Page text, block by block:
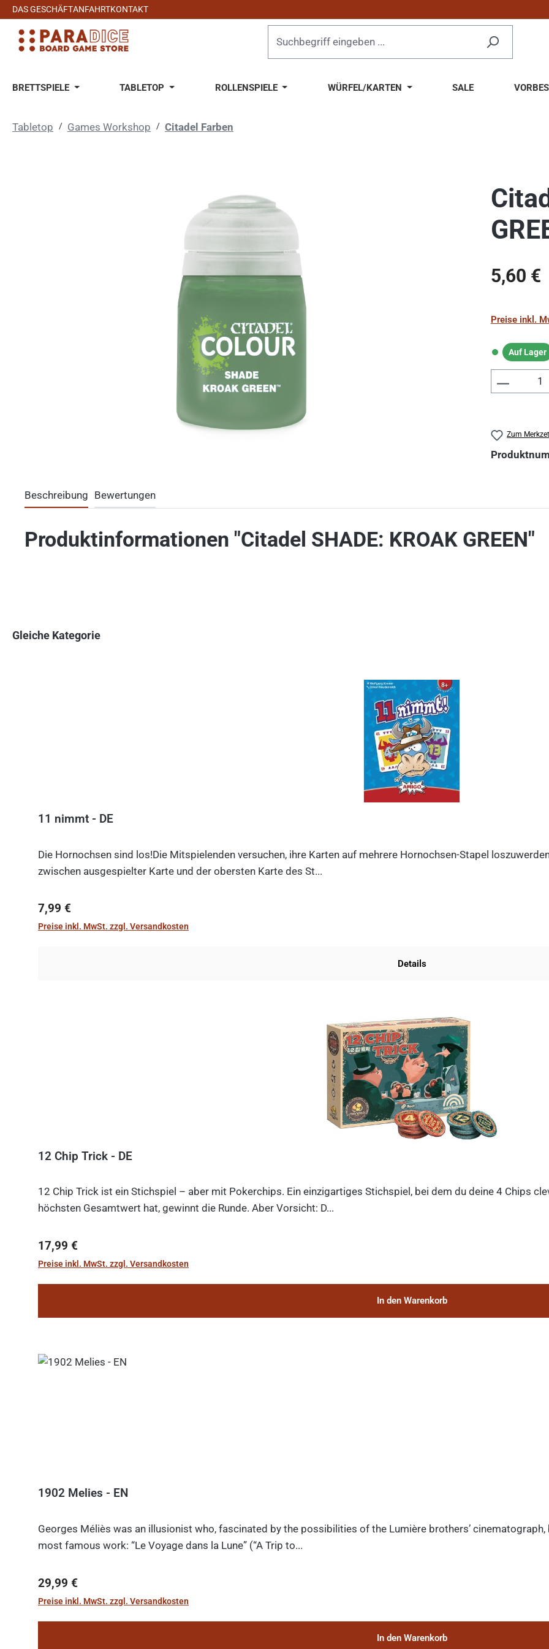
Hauptinhalt springen
Zur Suche springen
Zur Hauptnavigation springen
DAS GESCHÄFTANFAHRTKONTAKT
BRETTSPIELE TABLETOP ROLLENSPIELE WÜRFEL/KARTEN SALE
Tabletop / Games Workshop / Citadel Farben
Regulärer
5,60 €
Preise inkl.
Auf Lager
Auf Lager
Zum
Beschreibung Bewertungen
Produktinformationen "Citadel SHADE: KROAK GREEN"
Gleiche Kategorie
11 nimmt - DE
Die Hornochsen sind los!Die Mitspielenden versuchen, ihre Karten auf mehrere Hornochsen-Stapel
zwischen ausgespielter Karte und der obersten Karte des St...
Regulärer Preis:
7,99 €
Preise inkl. MwSt. zzgl. Versandkosten
Details
12 Chip Trick - DE
12 Chip Trick ist ein Stichspiel – aber mit Pokerchips. Ein einzigartiges Stichspiel, bei dem du deine 4 Chips
höchsten Gesamtwert hat, gewinnt die Runde. Aber Vorsicht: D...
Regulärer Preis:
17,99 €
Preise inkl. MwSt. zzgl. Versandkosten
In den Warenkorb
1902 Melies - EN
Georges Méliès was an illusionist who, fascinated by the possibilities of the Lumière brothers’
most famous work: “Le Voyage dans la Lune” (“A Trip to...
Regulärer Preis:
29,99 €
Preise inkl. MwSt. zzgl. Versandkosten
In den Warenkorb